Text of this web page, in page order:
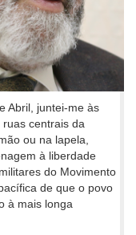
Abril, juntei-me às
centrais da
ou na lapela,
à liberdade
do Movimento
de que o povo
à mais longa